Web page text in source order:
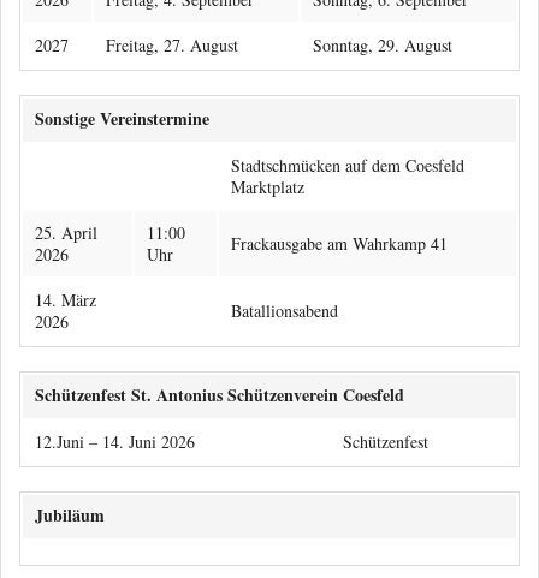
2027
Freitag, 27. August Sonntag, 29. August
Sonstige Vereinstermine
Stadtschmücken auf dem Coesfeld
Marktplatz
25. April
2026
11:00
Uhr
Frackausgabe am Wahrkamp 41
14. März
2026
Batallionsabend
Schützenfest St. Antonius Schützenverein Coesfeld
12.Juni – 14. Juni 2026 Schützenfest
Jubiläum